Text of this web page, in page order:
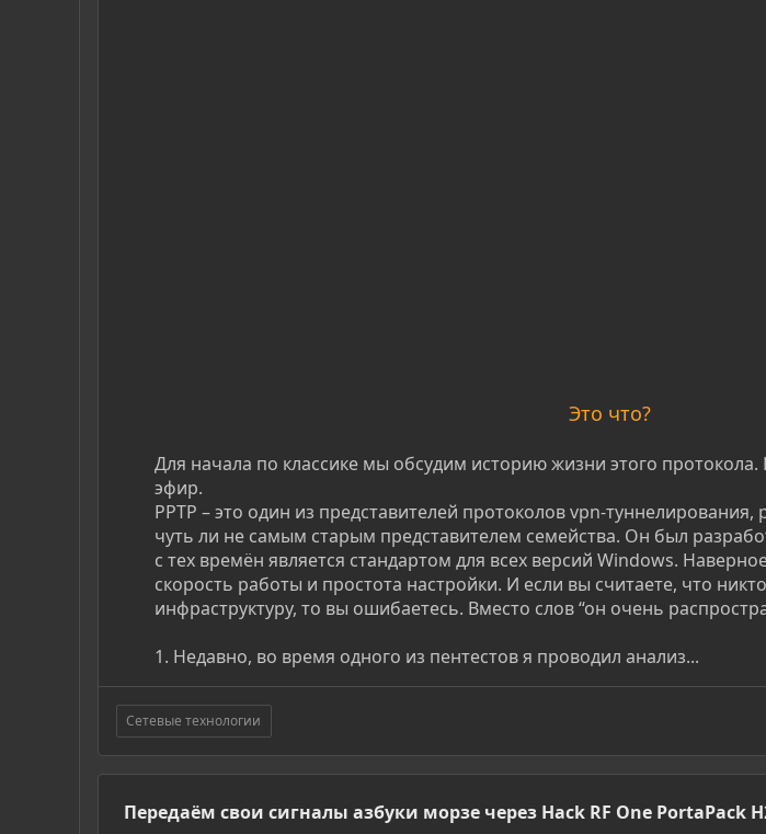
Это что?
Для начала по классике мы обсудим историю жизни этого протокола.
эфир.
PPTP – это один из представителей протоколов vpn-туннелирования,
чуть ли не самым старым представителем семейства. Он был
с тех времён является стандартом для всех версий Windows.
скорость работы и простота настройки. И если вы считаете, что
инфраструктуру, то вы ошибаетесь. Вместо слов “он очень
1. Недавно, во время одного из пентестов я проводил анализ...
Сетевые технологии
Передаём свои сигналы азбуки морзе через Hack RF One PortaPack